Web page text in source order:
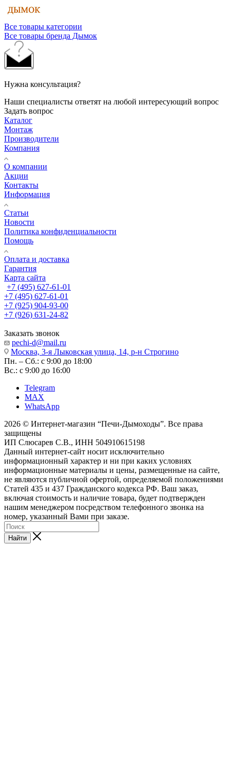
Все товары категории
Все товары бренда Дымок
Нужна консультация?
Наши специалисты ответят на любой интересующий вопрос
Задать вопрос
Каталог
Монтаж
Производители
Компания
О компании
Акции
Контакты
Информация
Статьи
Новости
Политика конфиденциальности
Помощь
Оплата и доставка
Гарантия
Карта сайта
+7 (495) 627-61-01
+7 (495) 627-61-01
+7 (925) 904-93-00
+7 (926) 631-24-82
Заказать звонок
pechi-d@mail.ru
Москва, 3-я Лыковская улица, 14, р-н Строгино
Пн. – Сб.: с 9:00 до 18:00
Вс.: с 9:00 до 16:00
Telegram
MAX
WhatsApp
2026 © Интернет-магазин “Печи-Дымоходы”. Все права
защищены
ИП Слюсарев С.В., ИНН 504910615198
Данный интернет-сайт носит исключительно
информационный характер и ни при каких условиях
информационные материалы и цены, размещенные на сайте,
не являются публичной офертой, определяемой положениями
Статей 435 и 437 Гражданского кодекса РФ. Ваш заказ,
включая стоимость и наличие товара, будет подтвержден
нашим менеджером посредством телефонного звонка на
номер, указанный Вами при заказе.
Найти